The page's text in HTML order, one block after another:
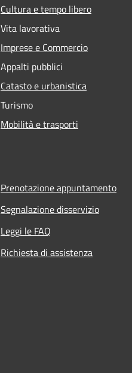
Cultura e tempo libero
Vita lavorativa
Imprese e Commercio
Appalti pubblici
Catasto e urbanistica
Turismo
Mobilità e trasporti
Prenotazione appuntamento
Segnalazione disservizio
Leggi le FAQ
Richiesta di assistenza